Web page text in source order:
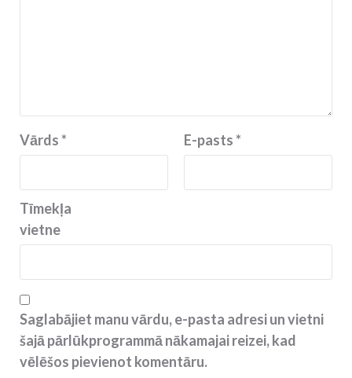
Vārds* E-pasts*
Tīmekļa
vietne
Saglabājiet manu vārdu, e-pasta adresi un vietni
šajā pārlūkprogrammā nākamajai reizei, kad
vēlēšos pievienot komentāru.